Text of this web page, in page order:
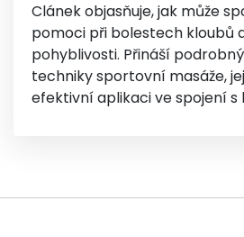
Clánek objasňuje, jak může
pomoci při bolestech kloubů
pohyblivosti. Přináší
techniky sportovní masáže,
efektivní aplikaci ve spojení s